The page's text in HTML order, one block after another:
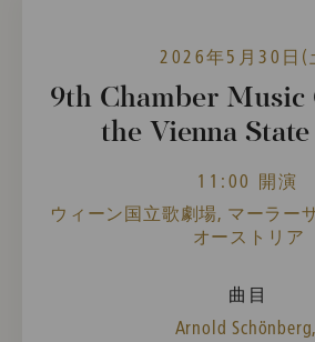
2026年5月30日(
9th Chamber Music
the Vienna
11:00 開演
ウィーン国立歌劇場, マーラー
オーストリア
曲目
Arnold Schönberg,